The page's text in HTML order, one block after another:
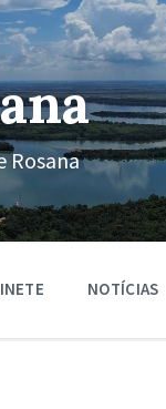
Rosana
NOTÍCIAS